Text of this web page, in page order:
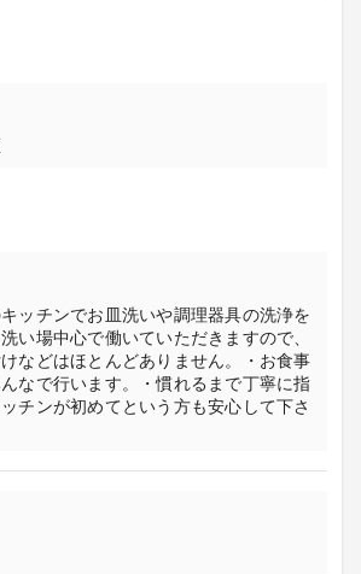
ッチンでお皿洗いや調理器具の洗浄を
い場中心で働いていただきますので、
などはほとんどありません。・お食事
なで行います。・慣れるまで丁寧に指
チンが初めてという方も安心して下さ